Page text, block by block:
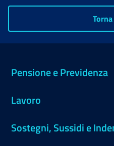
Pensione e Previdenza
Lavoro
Sostegni, Sussidi e